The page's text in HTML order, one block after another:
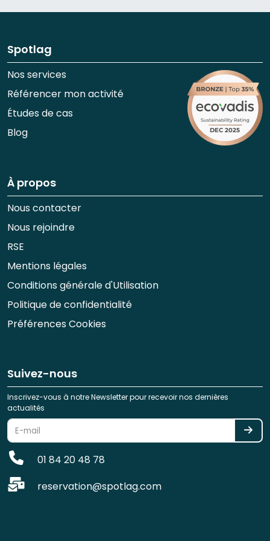
Spotlag
Nos services
Référencer mon activité
Études de cas
Blog
À propos
Nous contacter
Nous rejoindre
RSE
Mentions légales
Conditions générale d'Utilisation
Politique de confidentialité
Préférences Cookies
Suivez-nous
Inscrivez-vous à notre Newsletter pour recevoir nos dernières
actualités
01 84 20 48 78
reservation@spotlag.com